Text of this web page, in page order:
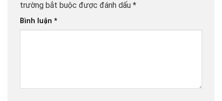
trường bắt buộc được đánh dấu *
Bình luận *